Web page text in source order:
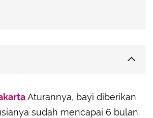
Aturannya, bayi diberikan
sudah mencapai 6 bulan.